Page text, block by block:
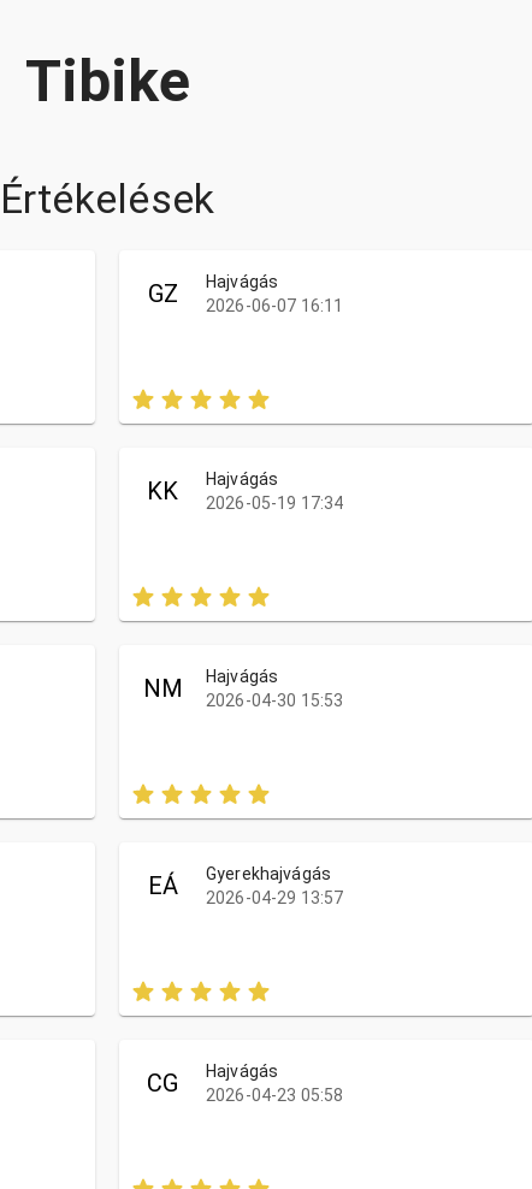
Tibike
Értékelések
GZ
Hajvágás
2026-06-07 16:11
KK
Hajvágás
2026-05-19 17:34
NM
Hajvágás
2026-04-30 15:53
EÁ
Gyerekhajvágás
2026-04-29 13:57
CG
Hajvágás
2026-04-23 05:58